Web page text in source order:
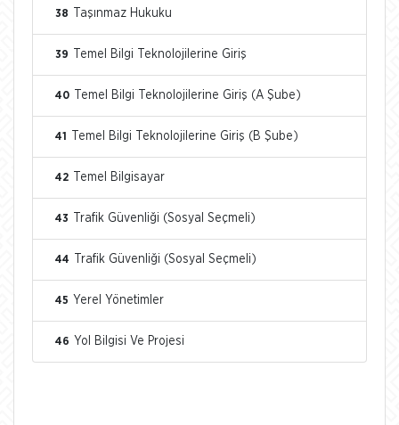
38 Taşınmaz Hukuku
39 Temel Bilgi Teknolojilerine Giriş
40 Temel Bilgi Teknolojilerine Giriş (A Şube)
41 Temel Bilgi Teknolojilerine Giriş (B Şube)
42 Temel Bilgisayar
43 Trafik Güvenliği (Sosyal Seçmeli)
44 Trafik Güvenliği (Sosyal Seçmeli)
45 Yerel Yönetimler
46 Yol Bilgisi Ve Projesi